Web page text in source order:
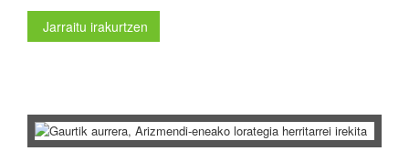
Jarraitu irakurtzen